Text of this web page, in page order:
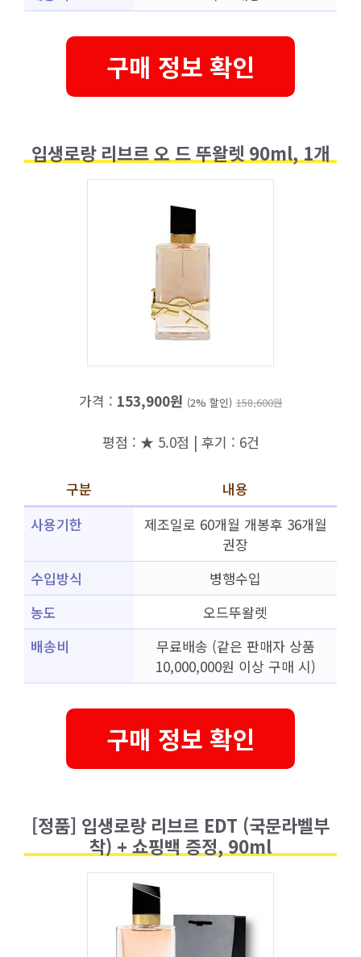
구매 정보 확인
입생로랑 리브르 오 드 뚜왈렛 90ml, 1개
가격 : 153,900원 (2% 할인) 158,600원
평점 : ★ 5.0점 | 후기 : 6건
구분
내용
사용기한
제조일로 60개월 개봉후 36개월
권장
수입방식
병행수입
농도
오드뚜왈렛
배송비
무료배송 (같은 판매자 상품
10,000,000원 이상 구매 시)
구매 정보 확인
[정품] 입생로랑 리브르 EDT (국문라벨부
착) + 쇼핑백 증정, 90ml